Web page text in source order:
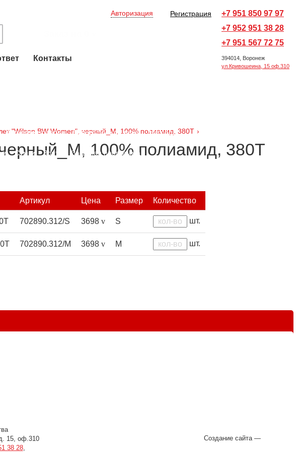
+7 951 850 97 97
+7 952 951 38 28
+7 951 567 72 75
394014, Воронеж
ул.Кривошеина, 15 оф.310
Авторизация Регистрация
Контакты
Сладкие подарки Новогодние подарки Награды
Сумки Зонты Заказная программа
"Wilson BW Women", черный_M, 100% полиамид, 380T ›
100% полиамид, 380T
Артикул Цена Размер Количество
702890.312/S 3698 v S шт.
702890.312/M 3698 v M шт.
Создание сайта —
15, оф.310
38 28,